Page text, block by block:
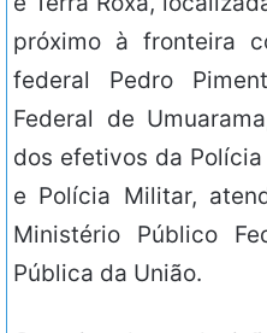
próximo à fronteira
federal Pedro
Federal de
dos efetivos da
e Polícia Militar,
Ministério Público
Pública da União.